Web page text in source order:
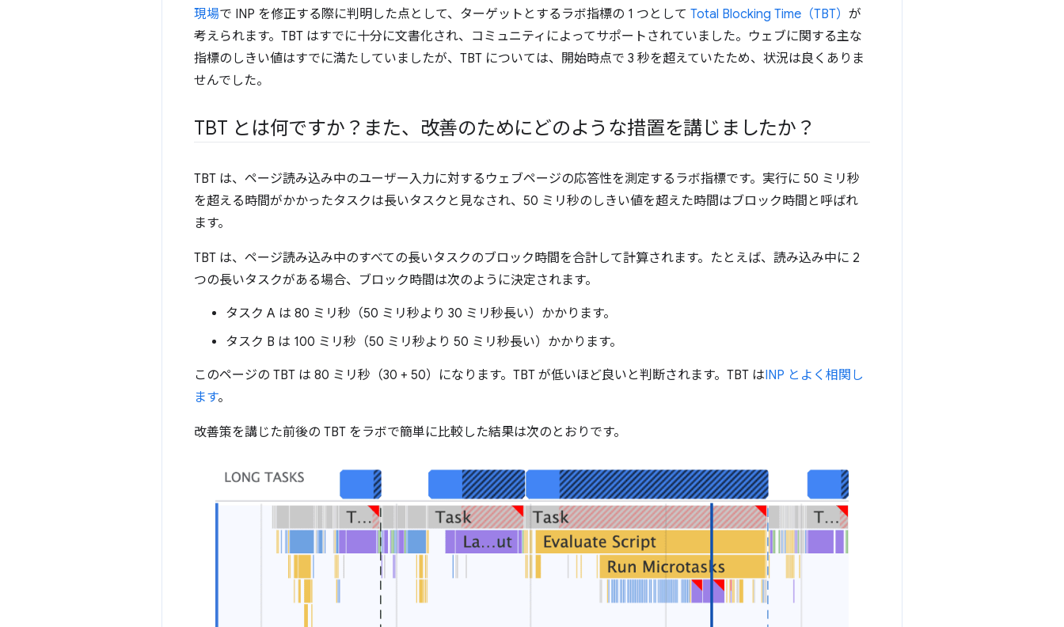
現場で INP を修正する際に判明した点として、ターゲットとするラボ指標の 1 つとして Total Blocking Time（TBT） が
考えられます。TBT はすでに十分に文書化され、コミュニティによってサポートされていました。ウェブに関する主な
指標のしきい値はすでに満たしていましたが、TBT については、開始時点で 3 秒を超えていたため、状況は良くありま
せんでした。
TBT とは何ですか？また、改善のためにどのような措置を講じましたか？
TBT は、ページ読み込み中のユーザー入力に対するウェブページの応答性を測定するラボ指標です。実行に 50 ミリ秒
を超える時間がかかったタスクは長いタスクと見なされ、50 ミリ秒のしきい値を超えた時間はブロック時間と呼ばれ
ます。
TBT は、ページ読み込み中のすべての長いタスクのブロック時間を合計して計算されます。たとえば、読み込み中に 2
つの長いタスクがある場合、ブロック時間は次のように決定されます。
タスク A は 80 ミリ秒（50 ミリ秒より 30 ミリ秒長い）かかります。
タスク B は 100 ミリ秒（50 ミリ秒より 50 ミリ秒長い）かかります。
このページの TBT は 80 ミリ秒（30 + 50）になります。TBT が低いほど良いと判断されます。TBT はINP とよく相関し
ます。
改善策を講じた前後の TBT をラボで簡単に比較した結果は次のとおりです。